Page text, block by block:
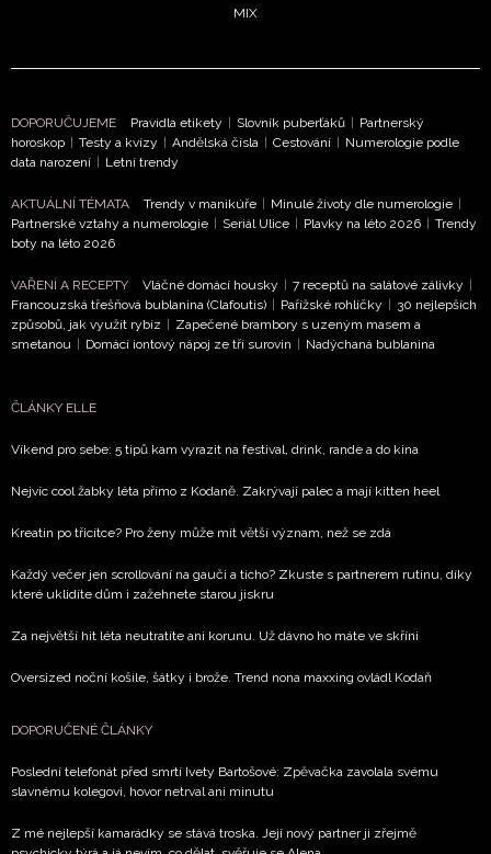
MIX
DOPORUČUJEME Pravidla etikety | Slovník puberťáků | Partnerský
horoskop | Testy a kvízy | Andělská čísla | Cestování | Numerologie podle
data narození | Letní trendy
AKTUÁLNÍ TÉMATA Trendy v manikúře | Minulé životy dle numerologie |
Partnerské vztahy a numerologie | Seriál Ulice | Plavky na léto 2026 | Trendy
boty na léto 2026
VAŘENÍ A RECEPTY Vláčné domácí housky | 7 receptů na salátové zálivky |
Francouzská třešňová bublanina (Clafoutis) | Pařížské rohlíčky | 30 nejlepších
způsobů, jak využít rybíz | Zapečené brambory s uzeným masem a
smetanou | Domácí iontový nápoj ze tří surovin | Nadýchaná bublanina
ČLÁNKY ELLE
Víkend pro sebe: 5 tipů kam vyrazit na festival, drink, rande a do kina
Nejvíc cool žabky léta přímo z Kodaně. Zakrývají palec a mají kitten heel
Kreatin po třicítce? Pro ženy může mít větší význam, než se zdá
Každý večer jen scrollování na gauči a ticho? Zkuste s partnerem rutinu, díky
které uklidíte dům i zažehnete starou jiskru
Za největší hit léta neutratíte ani korunu. Už dávno ho máte ve skříni
Oversized noční košile, šátky i brože. Trend nona maxxing ovládl Kodaň
DOPORUČENÉ ČLÁNKY
Poslední telefonát před smrtí Ivety Bartošové: Zpěvačka zavolala svému
slavnému kolegovi, hovor netrval ani minutu
Z mé nejlepší kamarádky se stává troska. Její nový partner ji zřejmě